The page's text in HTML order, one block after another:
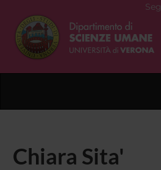
Chiara Sita'